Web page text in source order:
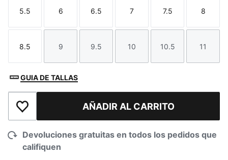
Talla
5.5
Talla
6
Talla
6.5
Talla
7
Talla
7.5
Talla
8
Talla
8.5
Talla
9
Talla
9.5
Talla
10
Talla
10.5
Talla
11
GUIA DE TALLAS
Añadir a la lista de deseosAÑADIR AL CARRITO
Devoluciones gratuitas en todos los pedidos que
califiquen